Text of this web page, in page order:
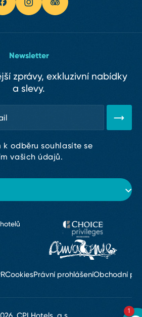
Newsletter
zprávy, exkluzivní nabídky
a slevy.
k odběru souhlasíte se
vašich údajů.
CookiesPrávní prohlášeníObchodní
1